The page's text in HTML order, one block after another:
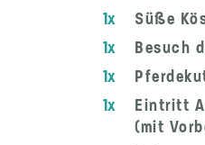
1x
Süße
1x
Besuch
1x
1x
Eintritt
(mit